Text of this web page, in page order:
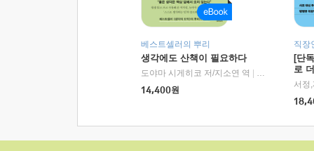
베스트셀러의 뿌리
생각에도 산책이 필요하다
도야마 시게히코 저/지소연 역
알에이치코리
14,400원
직장
[단
로